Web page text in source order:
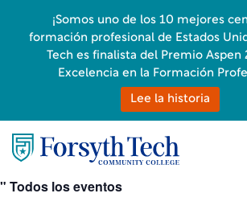
" Todos los eventos
¡Somos uno de los 10 mejores
formación profesional de Estados
Tech es finalista del Premio Aspen
Excelencia en la Formación
Lee la historia